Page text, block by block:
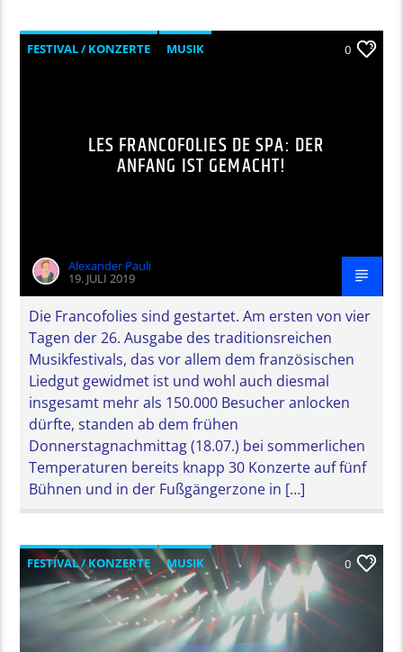
FESTIVAL / KONZERTE MUSIK 0
LES FRANCOFOLIES DE SPA: DER
ANFANG IST GEMACHT!
Alexander Pauli
19. JULI 2019
Die Francofolies sind gestartet. Am ersten von vier
Tagen der 26. Ausgabe des traditionsreichen
Musikfestivals, das vor allem dem französischen
Liedgut gewidmet ist und wohl auch diesmal
insgesamt mehr als 150.000 Besucher anlocken
dürfte, standen ab dem frühen
Donnerstagnachmittag (18.07.) bei sommerlichen
Temperaturen bereits knapp 30 Konzerte auf fünf
Bühnen und in der Fußgängerzone in […]
FESTIVAL / KONZERTE MUSIK 0